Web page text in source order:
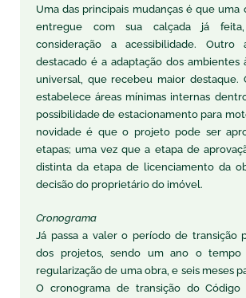
Uma das principais mudanças é que uma
entregue com sua calçada já
consideração a acessibilidade.
destacado é a adaptação dos ambientes
universal, que recebeu maior destaque.
estabelece áreas mínimas internas
possibilidade de estacionamento para
novidade é que o projeto pode ser
etapas; uma vez que a etapa de
distinta da etapa de licenciamento da
decisão do proprietário do imóvel.
Cronograma
Já passa a valer o período de transição
dos projetos, sendo um ano o tempo
regularização de uma obra, e seis meses
O cronograma de transição do Código